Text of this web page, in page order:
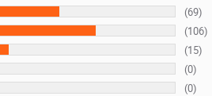
(69)
(106)
(15)
(0)
(0)